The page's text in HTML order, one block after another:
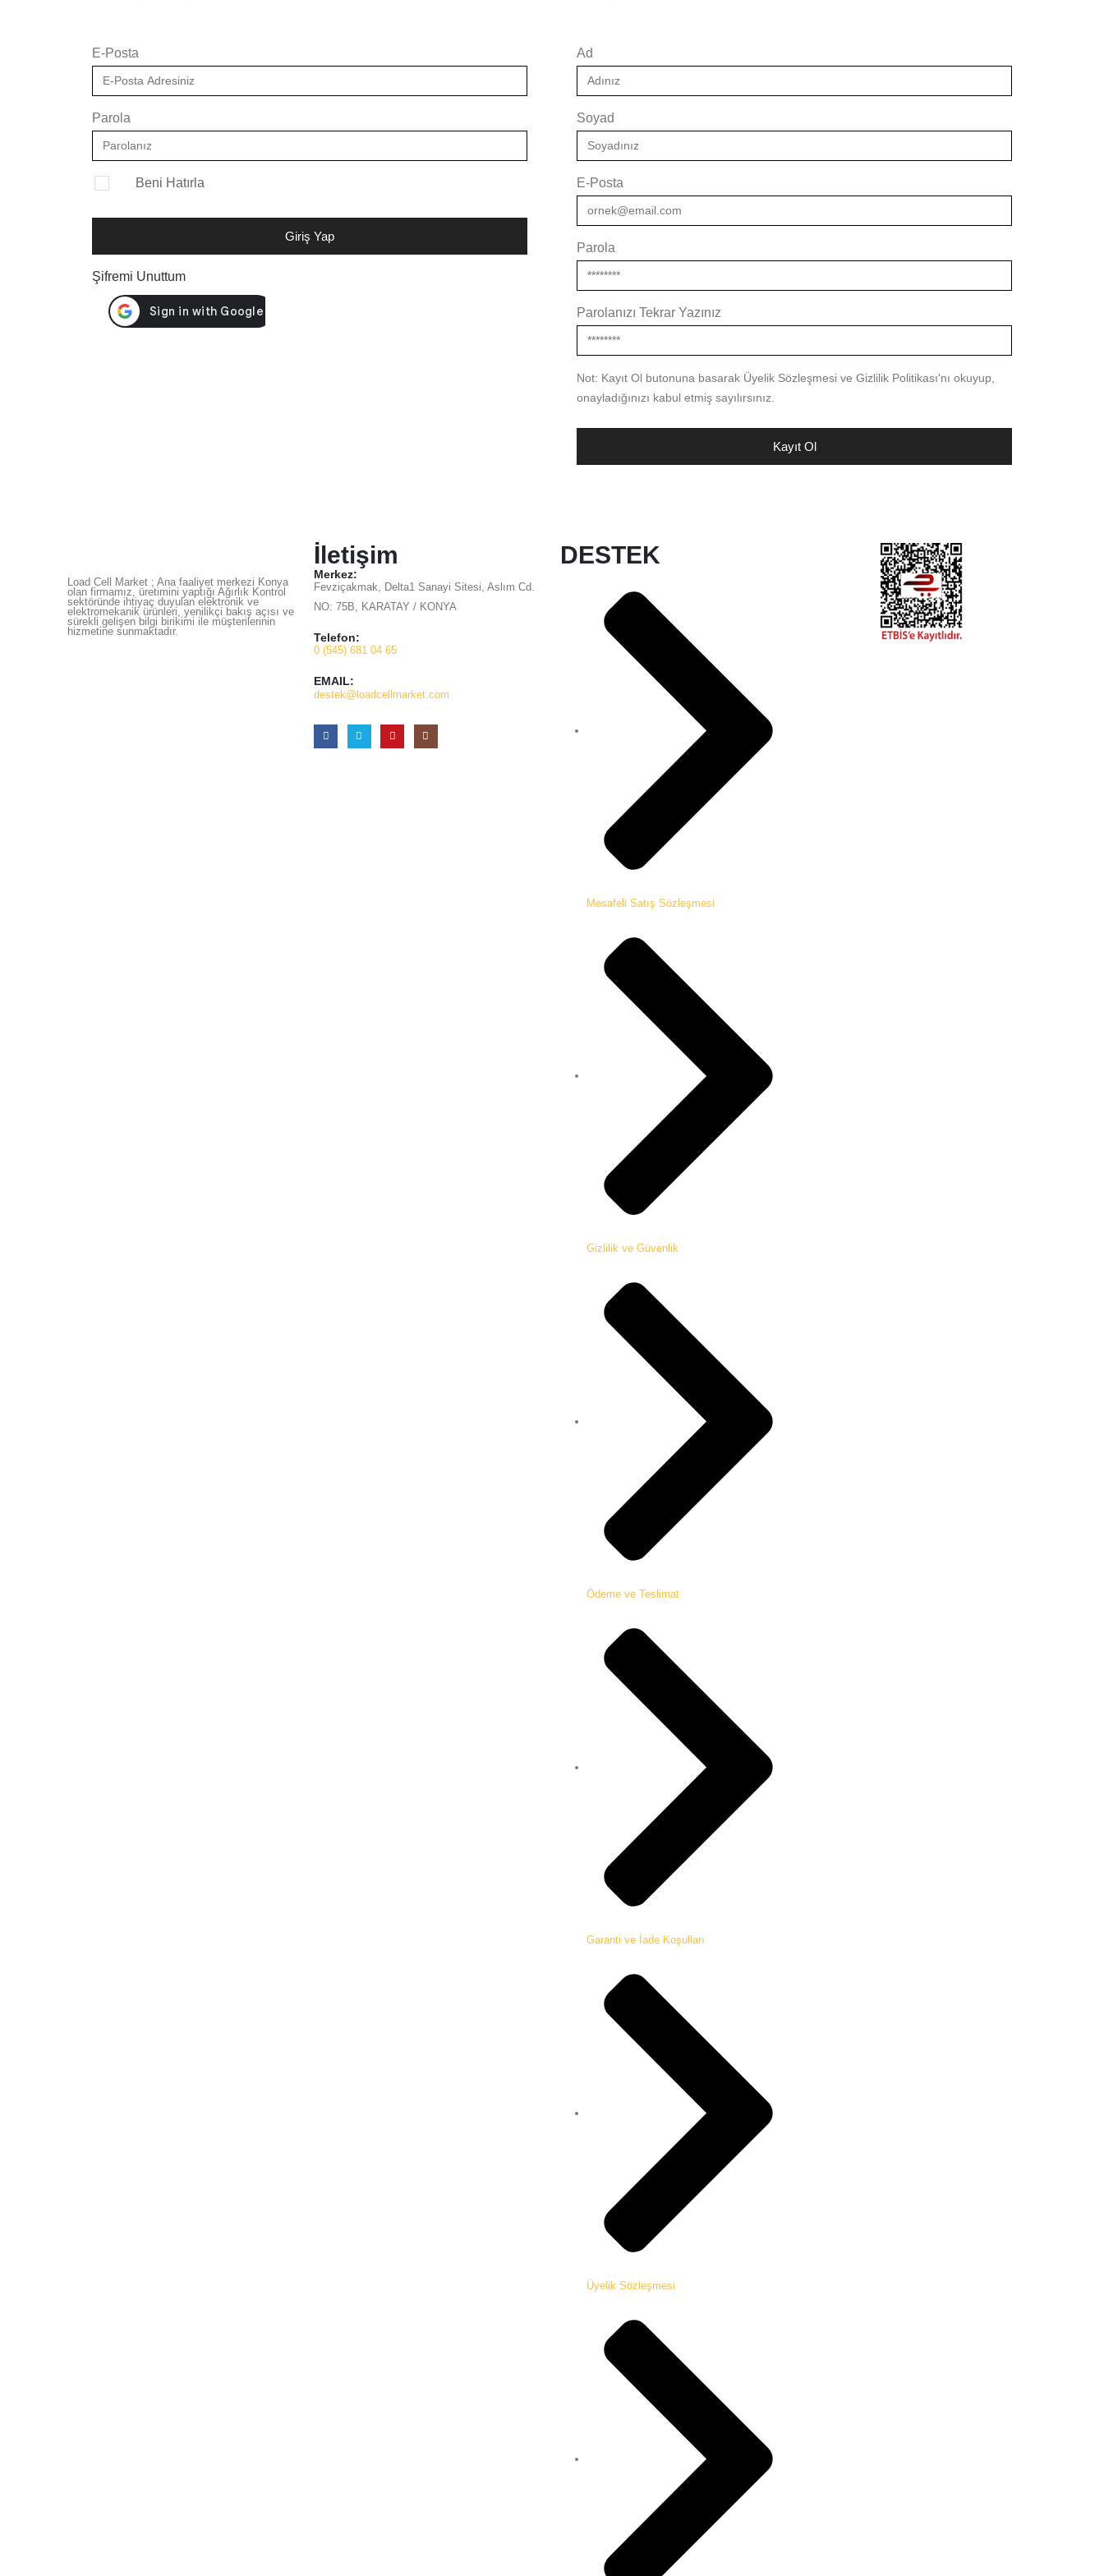
E-Posta
Parola
Beni Hatırla
Giriş Yap
Şifremi Unuttum
Ad
Soyad
E-Posta
Parola
Parolanızı Tekrar Yazınız
Not: Kayıt Ol butonuna basarak Üyelik Sözleşmesi ve Gizlilik Politikası'nı okuyup,
onayladığınızı kabul etmiş sayılırsınız.
Kayıt Ol
Load Cell Market ; Ana faaliyet merkezi Konya
olan firmamız, üretimini yaptığı Ağırlık Kontrol
sektöründe ihtiyaç duyulan elektronik ve
elektromekanik ürünleri, yenilikçi bakış açısı ve
sürekli gelişen bilgi birikimi ile müşterilerinin
hizmetine sunmaktadır.
İletişim
Merkez:
Fevziçakmak, Delta1 Sanayi Sitesi, Aslım Cd.
NO: 75B, KARATAY / KONYA
Telefon:
0 (545) 681 04 65
EMAIL:
destek@loadcellmarket.com
DESTEK
Mesafeli Satış Sözleşmesi
Gizlilik ve Güvenlik
Ödeme ve Teslimat
Garanti ve İade Koşulları
Üyelik Sözleşmesi